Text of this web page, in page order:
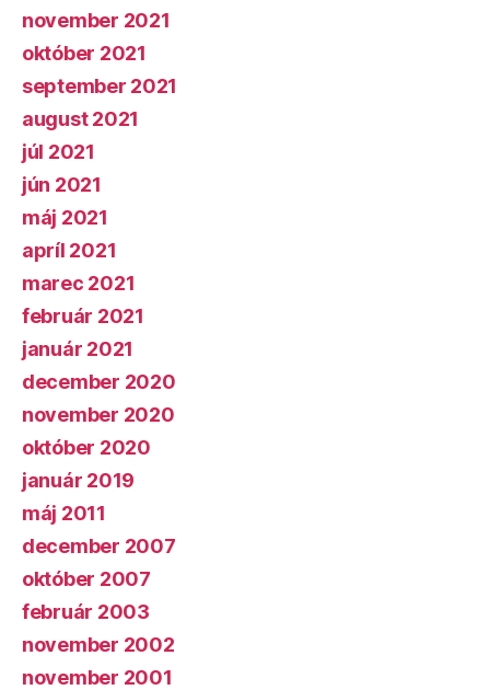
november 2021
október 2021
september 2021
august 2021
júl 2021
jún 2021
máj 2021
apríl 2021
marec 2021
február 2021
január 2021
december 2020
november 2020
október 2020
január 2019
máj 2011
december 2007
október 2007
február 2003
november 2002
november 2001